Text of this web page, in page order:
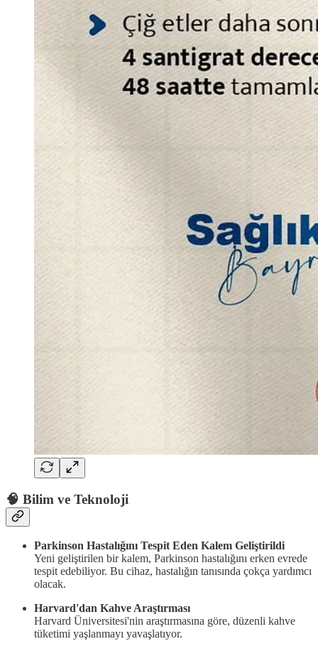
🧠 Bilim ve Teknoloji
Parkinson Hastalığını Tespit Eden Kalem Geliştirildi
Yeni geliştirilen bir kalem, Parkinson hastalığını erken evrede
tespit edebiliyor. Bu cihaz, hastalığın tanısında çokça yardımcı
olacak.
Harvard'dan Kahve Araştırması
Harvard Üniversitesi'nin araştırmasına göre, düzenli kahve
tüketimi yaşlanmayı yavaşlatıyor.